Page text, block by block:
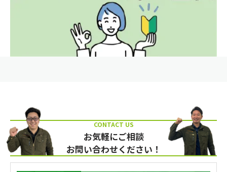
お気軽にご相談
お問い合わせください！